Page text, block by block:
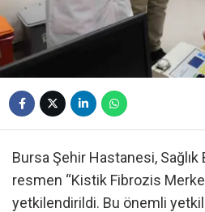
Bursa Şehir Hastanesi, Sağlık
resmen “Kistik Fibrozis
yetkilendirildi. Bu önemli